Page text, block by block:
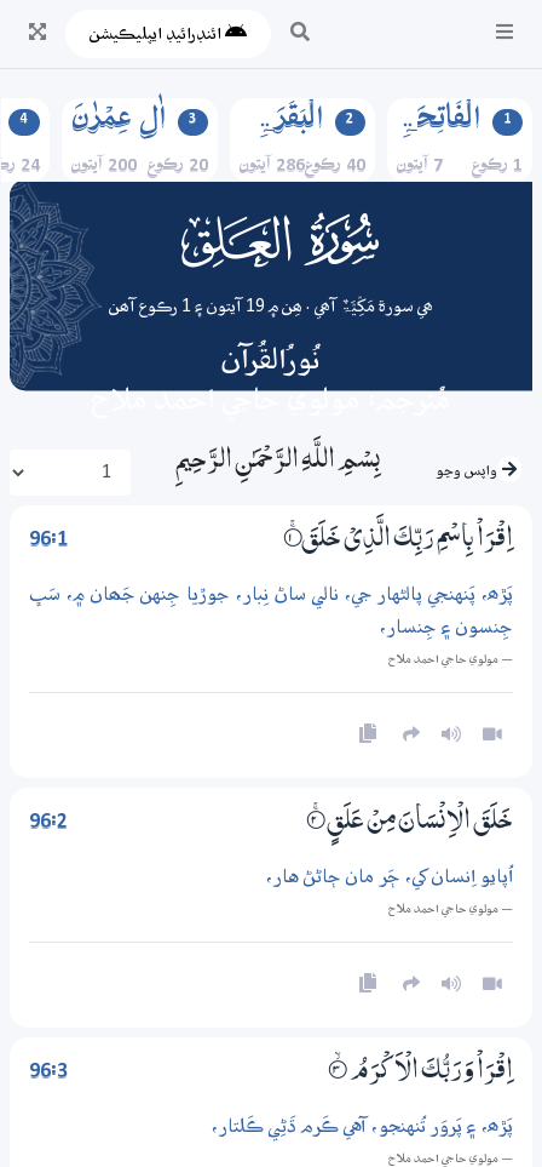
ائنڊرائيڊ ايپليڪيشن
1 الۡفَاتِحَۃِ
1 رڪوع 7 آيتون
2 الۡبَقَرَۃِ
40 رڪوع 286 آيتون
3 اٰلِ عِمۡرٰنَ
20 رڪوع 200 آيتون
4
24 رڪوع
096 surah
ھي سورة مَکِّیَّۃٌ آھي . ھِن ۾ 19 آيتون ۽ 1 رڪوع آھن
نُورُالقُرآن
مُترجم: مولوي حاجي احمد ملاح
واپس وڃو بِسْمِ اللَّـهِ الرَّحْمَـٰنِ الرَّحِيمِ
96:1 اِقْرَاْ بِاسْمِ رَبِّكَ الَّذِيْ خَلَقَ 1‏۝ۚ
پَڙھ، پَنهنجي پالڻهار جي، نالي ساڻ نِبار، جوڙيا جِنهن جَھان ۾، سَڀ
جِنسون ۽ جِنسار،
— مولوي حاجي احمد ملاح
96:2 خَلَقَ الْاِنْسَانَ مِنْ عَلَقٍ 2‏۝ۚ
اُپايو اِنسان کي، ڄَر مان ڄاڻڻ هار،
— مولوي حاجي احمد ملاح
96:3 اِقْرَاْ وَرَبُّكَ الْاَكْرَمُ 3‏۝ۙ
پَڙھ، ۽ پَروَر تُنهنجو، آهي ڪَرم ڌَڻِي ڪَلتار،
— مولوي حاجي احمد ملاح